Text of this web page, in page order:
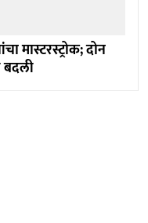
मास्टरस्ट्रोक; दोन
बदली